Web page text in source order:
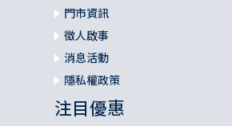
門市資訊
徵人啟事
消息活動
隱私權政策
注目優惠